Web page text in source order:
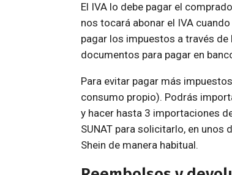
El IVA lo debe pagar el
nos tocará abonar el IVA
pagar los impuestos a través de
documentos para pagar en
Para evitar pagar más
consumo propio). Podrás
y hacer hasta 3 importaciones
SUNAT para solicitarlo, en unos
Shein de manera habitual.